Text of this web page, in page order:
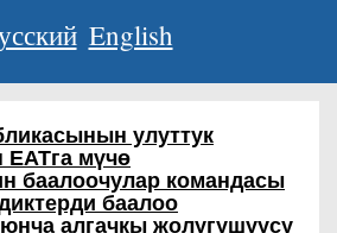
English
улуттук
мүчө
баалоочулар командасы
баалоо
алгачкы жолугушуусу